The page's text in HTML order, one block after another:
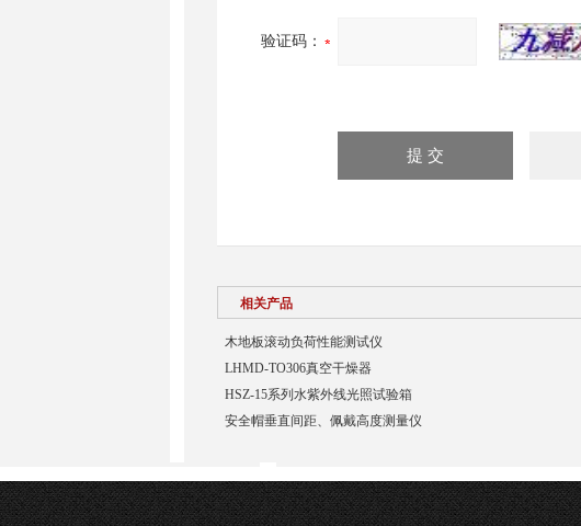
验证码：
相关产品
木地板滚动负荷性能测试仪
LHMD-TO306真空干燥器
HSZ-15系列水紫外线光照试验箱
安全帽垂直间距、佩戴高度测量仪